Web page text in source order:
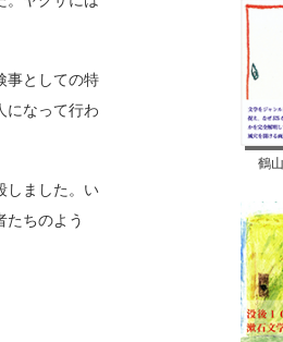
事としての特
になって行わ
しました。い
ちのよう
鶴